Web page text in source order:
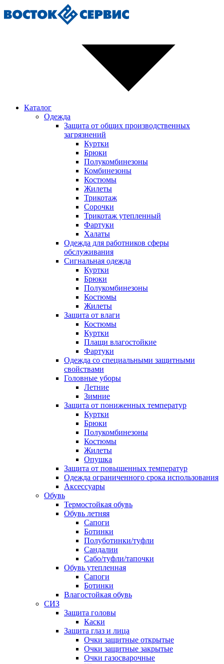
Каталог
Одежда
Защита от общих производственных
загрязнений
Куртки
Брюки
Полукомбинезоны
Комбинезоны
Костюмы
Жилеты
Трикотаж
Сорочки
Трикотаж утепленный
Фартуки
Халаты
Одежда для работников сферы
обслуживания
Сигнальная одежда
Куртки
Брюки
Полукомбинезоны
Костюмы
Жилеты
Защита от влаги
Костюмы
Куртки
Плащи влагостойкие
Фартуки
Одежда со специальными защитными
свойствами
Головные уборы
Летние
Зимние
Защита от пониженных температур
Куртки
Брюки
Полукомбинезоны
Костюмы
Жилеты
Опушка
Защита от повышенных температур
Одежда ограниченного срока использования
Аксессуары
Обувь
Термостойкая обувь
Обувь летняя
Сапоги
Ботинки
Полуботинки/туфли
Сандалии
Сабо/туфли/тапочки
Обувь утепленная
Сапоги
Ботинки
Влагостойкая обувь
СИЗ
Защита головы
Каски
Защита глаз и лица
Очки защитные открытые
Очки защитные закрытые
Очки газосварочные